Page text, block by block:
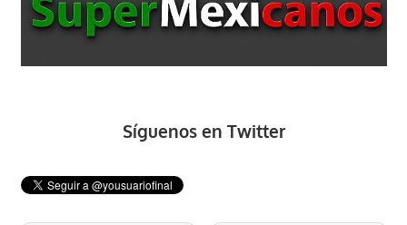
Síguenos en Twitter